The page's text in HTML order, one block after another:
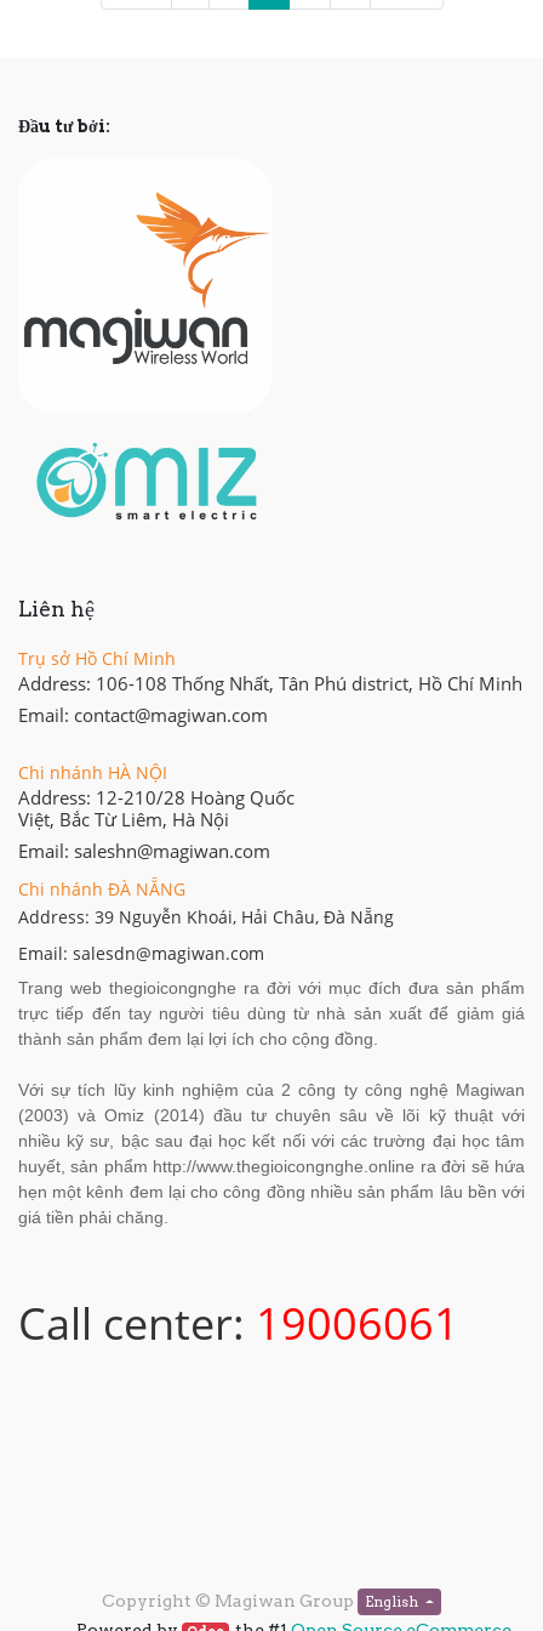
Đầu tư bởi:
Liên hệ
Trụ sở Hồ Chí Minh
Address: 106-108 Thống Nhất, Tân Phú district, Hồ Chí Minh
Email: contact@magiwan.com
Chi nhánh HÀ NỘI
Address: 12-210/28 Hoàng Quốc
Việt, Bắc Từ Liêm, Hà Nội
Email: saleshn@magiwan.com
Chi nhánh ĐÀ NẴNG
Address: 39 Nguyễn Khoái, Hải Châu, Đà Nẵng
Email: salesdn@magiwan.com
Trang web thegioicongnghe ra đời với mục đích đưa sản phẩm
trực tiếp đến tay người tiêu dùng từ nhà sản xuất để giảm giá
thành sản phẩm đem lại lợi ích cho cộng đồng.
Với sự tích lũy kinh nghiệm của 2 công ty công nghệ Magiwan
(2003) và Omiz (2014) đầu tư chuyên sâu về lõi kỹ thuật với
nhiều kỹ sư, bậc sau đại học kết nối với các trường đại học tâm
huyết, sản phẩm http://www.thegioicongnghe.online ra đời sẽ hứa
hẹn một kênh đem lại cho công đồng nhiều sản phẩm lâu bền với
giá tiền phải chăng.
Call center: 19006061
Copyright © Magiwan Group English